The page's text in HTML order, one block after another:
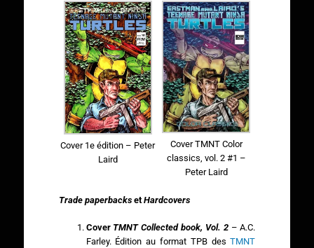
Cover 1e édition – Peter
Laird
Cover TMNT Color
classics, vol. 2 #1 –
Peter Laird
Trade paperbacksetHardcovers
Cover TMNT Collected book, Vol. 2– A.C.
Farley. Édition au format TPB desTMNT